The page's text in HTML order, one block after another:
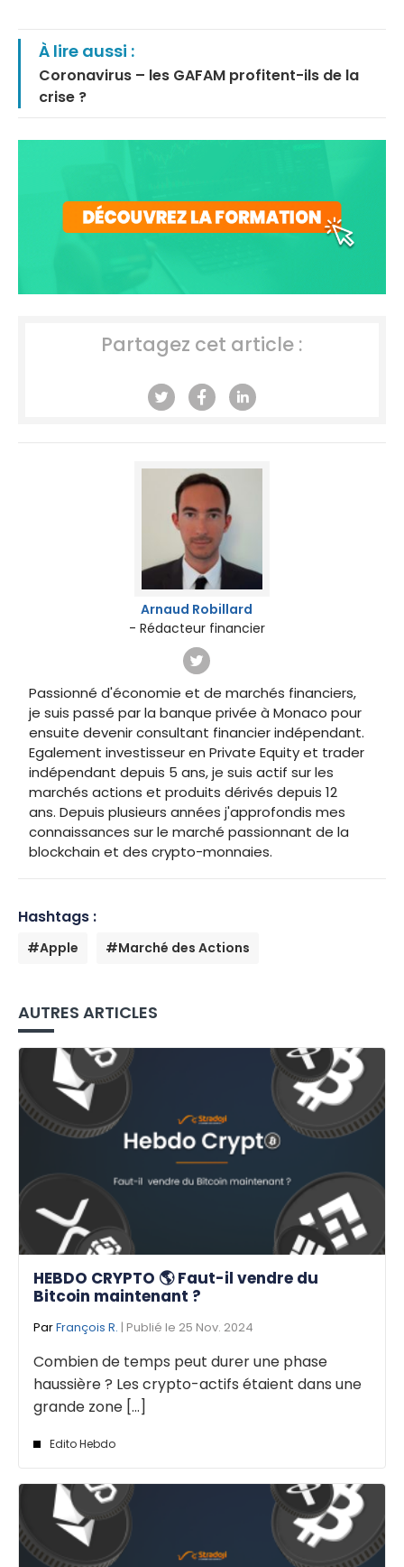
À lire aussi :
Coronavirus – les GAFAM profitent-ils de la
crise ?
Partagez cet article :
Arnaud Robillard
- Rédacteur financier
Passionné d'économie et de marchés financiers,
je suis passé par la banque privée à Monaco pour
ensuite devenir consultant financier indépendant.
Egalement investisseur en Private Equity et trader
indépendant depuis 5 ans, je suis actif sur les
marchés actions et produits dérivés depuis 12
ans. Depuis plusieurs années j'approfondis mes
connaissances sur le marché passionnant de la
blockchain et des crypto-monnaies.
Hashtags :
#Apple #Marché des Actions
AUTRES ARTICLES
HEBDO CRYPTO 🌎 Faut-il vendre du
Bitcoin maintenant ?
ParFrançois R. | Publié le 25 Nov. 2024
Combien de temps peut durer une phase
haussière ? Les crypto-actifs étaient dans une
grande zone [...]
Edito Hebdo